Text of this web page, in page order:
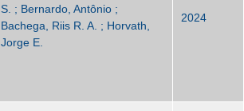
S. ; Bernardo, Antônio ;
Bachega, Riis R. A. ; Horvath,
Jorge E.
2024